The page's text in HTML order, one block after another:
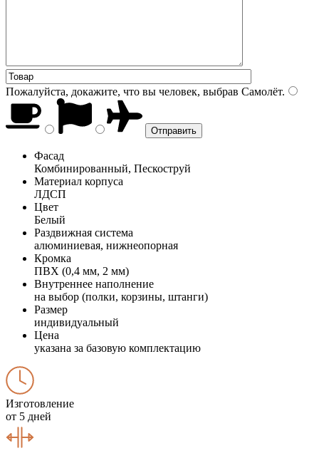
Пожалуйста, докажите, что вы человек, выбрав Самолёт.
Фасад
Комбинированный, Пескоструй
Материал корпуса
ЛДСП
Цвет
Белый
Раздвижная система
алюминиевая, нижнеопорная
Кромка
ПВХ (0,4 мм, 2 мм)
Внутреннее наполнение
на выбор (полки, корзины, штанги)
Размер
индивидуальный
Цена
указана за базовую комплектацию
Изготовление
от 5 дней